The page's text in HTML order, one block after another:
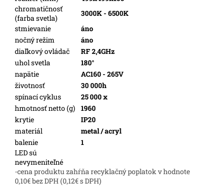
chromatičnosť
(farba svetla)
3000K - 6500K
stmievanie
áno
nočný režim
áno
diaľkový ovládač
RF 2,4GHz
uhol svetla
180°
napätie
AC160 - 265V
životnosť
30 000h
spínací cyklus
25 000 x
hmotnosť netto (g)
1960
krytie
IP20
materiál
metal / acryl
balenie
1
LED sú
nevymeniteľné
-cena produktu zahŕňa recyklačný poplatok v hodnote
0,10€ bez DPH (0,12€ s DPH)